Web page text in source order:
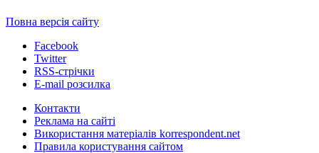
Повна версія сайту
Facebook
Twitter
RSS-стрічки
E-mail розсилка
Контакти
Реклама на сайті
Використання матеріалів korrespondent.net
Правила користування сайтом